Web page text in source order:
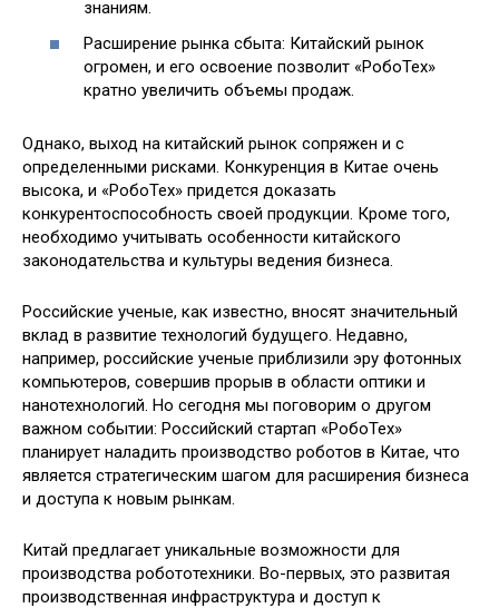
знаниям.
Расширение рынка сбыта: Китайский рынок
огромен, и его освоение позволит «РобоТех»
кратно увеличить объемы продаж.
Однако, выход на китайский рынок сопряжен и с
определенными рисками. Конкуренция в Китае очень
высока, и «РобоТех» придется доказать
конкурентоспособность своей продукции. Кроме того,
необходимо учитывать особенности китайского
законодательства и культуры ведения бизнеса.
Российские ученые, как известно, вносят значительный
вклад в развитие технологий будущего. Недавно,
например, российские ученые приблизили эру фотонных
компьютеров, совершив прорыв в области оптики и
нанотехнологий. Но сегодня мы поговорим о другом
важном событии: Российский стартап «РобоТех»
планирует наладить производство роботов в Китае, что
является стратегическим шагом для расширения бизнеса
и доступа к новым рынкам.
Китай предлагает уникальные возможности для
производства робототехники. Во-первых, это развитая
производственная инфраструктура и доступ к